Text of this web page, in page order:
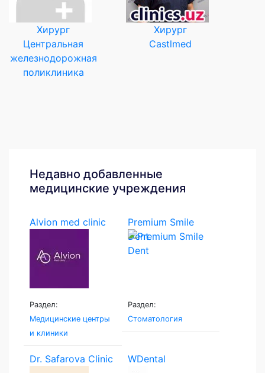
Хирург
Центральная
железнодорожная
поликлиника
Хирург
Castlmed
Недавно добавленные
медицинские учреждения
Alvion med clinic
Раздел:
Медицинские центры
и клиники
Premium Smile
Dent
Раздел:
Стоматология
Dr. Safarova Clinic WDental